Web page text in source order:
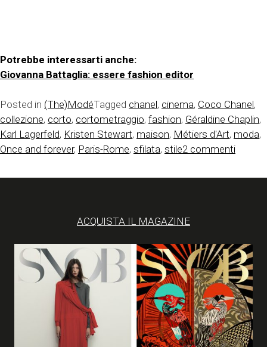
Potrebbe interessarti anche:
Giovanna Battaglia: essere fashion editor
Posted in (The)ModéTagged chanel, cinema, Coco Chanel,
collezione, corto, cortometraggio, fashion, Géraldine Chaplin,
Karl Lagerfeld, Kristen Stewart, maison, Métiers d'Art, moda,
Once and forever, Paris-Rome, sfilata, stile2 commentisu
ACQUISTA IL MAGAZINE